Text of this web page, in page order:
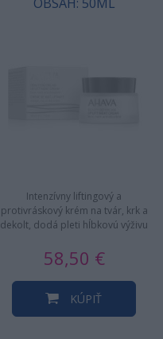
Intenzívny liftingový a
protivráskový krém na tvár, krk a
dekolt, dodá pleti hĺbkovú výživu
58,50 €
KÚPIŤ